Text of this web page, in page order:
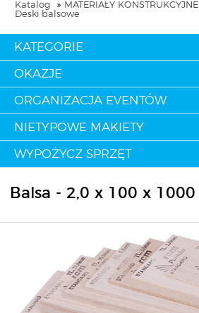
Katalog MATERIAŁY KONSTRUKCYJNE
Deski balsowe
KATEGORIE
OKAZJE
ORGANIZACJA EVENTÓW
NIETYPOWE MAKIETY
WYPOŻYCZ SPRZĘT
Balsa - 2,0 x 100 x 1000